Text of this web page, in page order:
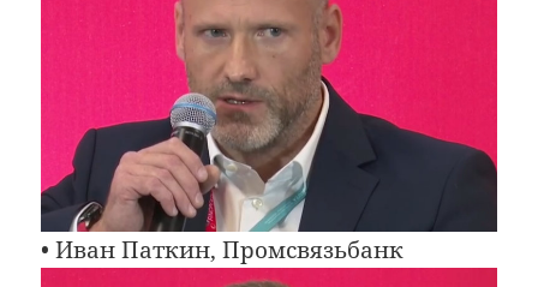
• Иван Паткин, Промсвязьбанк